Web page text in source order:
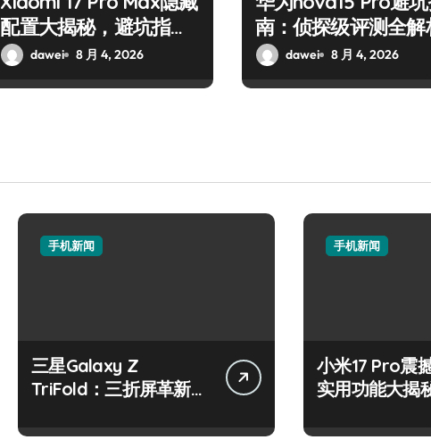
配置大揭秘，避坑指
南！dawei 8 月 4, 2026
南：侦探级评测全解
dawei 8 月 4, 2026
手机新闻
三星Galaxy Z
TriFold：三折屏革新，
手机新闻
小米17 Pro震
实用功能大揭